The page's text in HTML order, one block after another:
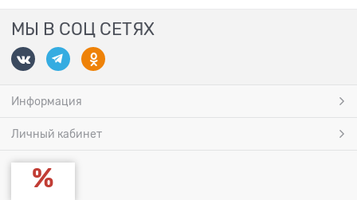
МЫ В СОЦ СЕТЯХ
Информация
Личный кабинет